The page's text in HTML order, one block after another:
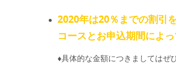
2020年は20％までの割引
コースとお申込期間によ
♦具体的な金額につきましてはぜ